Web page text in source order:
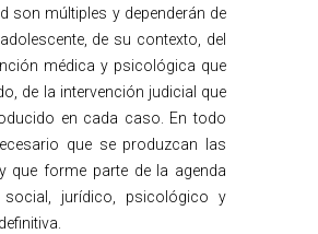
son múltiples y dependerán de
de su contexto, del
médica y psicológica que
de la intervención judicial que
en cada caso. En todo
que se produzcan las
que forme parte de la agenda
social, jurídico, psicológico y